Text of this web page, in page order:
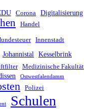
Corona Digitalisierung
Handel
Innenstadt
Johannistal Kesselbrink
Medizinische Fakultät
Ostwestfalendamm
Polizei
Schulen